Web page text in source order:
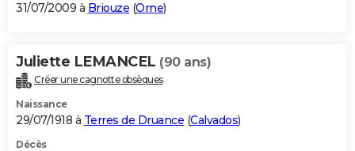
31/07/2009 à Briouze (Orne)
Juliette LEMANCEL (90 ans)
Créer une cagnotte obsèques
Naissance
29/07/1918 à Terres de Druance (Calvados)
Décès